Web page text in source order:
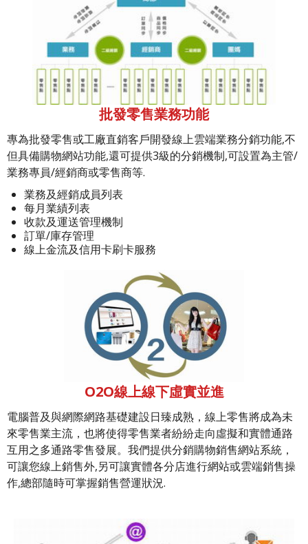
批發零售業務功能
專為批發零售或工廠直銷客戶開發線上雲端業務分銷功能,不
但具備購物網站功能,還可提供3級的分銷機制,可設置為主管/
業務專員/經銷商或零售商等.
業務及經銷成員列表
每月業績列表
收款及運送管理機制
訂單/庫存管理
線上金流及信用卡刷卡服務
O2O線上線下虛實並進
電腦普及與網際網路基礎建設日臻成熟，線上零售將成為未
來零售業主流，也將使得零售業者紛紛走向虛擬和實體通路
互用之多通路零售發展。我們提供分銷購物銷售網站系統，
可讓您線上銷售外,另可讓實體各分店進行網站或雲端銷售操
作,總部隨時可掌握銷售營運狀況.